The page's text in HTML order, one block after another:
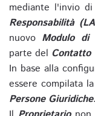
mediante l'invio
Responsabilità
nuovo Modulo di
parte del Contatto
In base alla
essere compilata la
Persone Giuridiche.